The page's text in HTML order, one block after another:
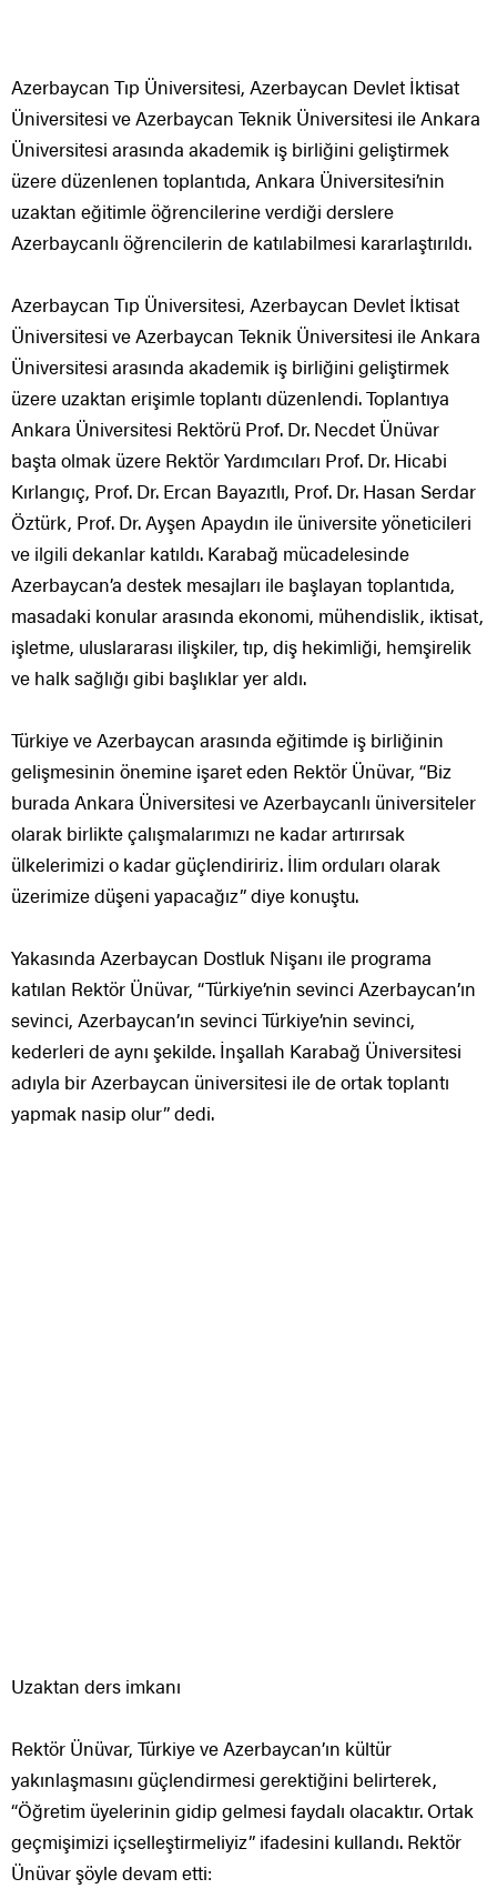
Azerbaycan Tıp Üniversitesi, Azerbaycan Devlet İktisat
Üniversitesi ve Azerbaycan Teknik Üniversitesi ile Ankara
Üniversitesi arasında akademik iş birliğini geliştirmek
üzere düzenlenen toplantıda, Ankara Üniversitesi’nin
uzaktan eğitimle öğrencilerine verdiği derslere
Azerbaycanlı öğrencilerin de katılabilmesi kararlaştırıldı.
Azerbaycan Tıp Üniversitesi, Azerbaycan Devlet İktisat
Üniversitesi ve Azerbaycan Teknik Üniversitesi ile Ankara
Üniversitesi arasında akademik iş birliğini geliştirmek
üzere uzaktan erişimle toplantı düzenlendi. Toplantıya
Ankara Üniversitesi Rektörü Prof. Dr. Necdet Ünüvar
başta olmak üzere Rektör Yardımcıları Prof. Dr. Hicabi
Kırlangıç, Prof. Dr. Ercan Bayazıtlı, Prof. Dr. Hasan Serdar
Öztürk, Prof. Dr. Ayşen Apaydın ile üniversite yöneticileri
ve ilgili dekanlar katıldı. Karabağ mücadelesinde
Azerbaycan’a destek mesajları ile başlayan toplantıda,
masadaki konular arasında ekonomi, mühendislik, iktisat,
işletme, uluslararası ilişkiler, tıp, diş hekimliği, hemşirelik
ve halk sağlığı gibi başlıklar yer aldı.
Türkiye ve Azerbaycan arasında eğitimde iş birliğinin
gelişmesinin önemine işaret eden Rektör Ünüvar, “Biz
burada Ankara Üniversitesi ve Azerbaycanlı üniversiteler
olarak birlikte çalışmalarımızı ne kadar artırırsak
ülkelerimizi o kadar güçlendiririz. İlim orduları olarak
üzerimize düşeni yapacağız” diye konuştu.
Yakasında Azerbaycan Dostluk Nişanı ile programa
katılan Rektör Ünüvar, “Türkiye’nin sevinci Azerbaycan’ın
sevinci, Azerbaycan’ın sevinci Türkiye’nin sevinci,
kederleri de aynı şekilde. İnşallah Karabağ Üniversitesi
adıyla bir Azerbaycan üniversitesi ile de ortak toplantı
yapmak nasip olur” dedi.
Uzaktan ders imkanı
Rektör Ünüvar, Türkiye ve Azerbaycan’ın kültür
yakınlaşmasını güçlendirmesi gerektiğini belirterek,
“Öğretim üyelerinin gidip gelmesi faydalı olacaktır. Ortak
geçmişimizi içselleştirmeliyiz” ifadesini kullandı. Rektör
Ünüvar şöyle devam etti: